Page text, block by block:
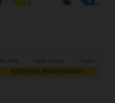
0% THM 100% online 7 perc
FIZETHETEK RÉSZLETEKBEN?